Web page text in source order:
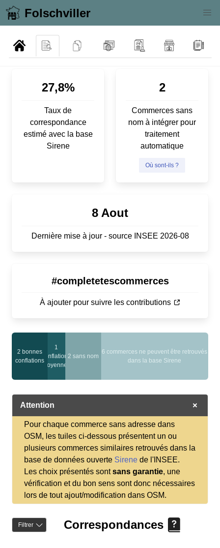
Folschviller
27,8%
Taux de
correspondance
estimé avec la base
Sirene
2
Commerces sans
nom à intégrer pour
traitement
automatique
Où sont-ils ?
8 Aout
Dernière mise à jour - source INSEE 2026-08
#completetescommerces
À ajouter pour suivre les contributions
2 bonnes
conflations
1
conflations
moyennes
2 sans nom
6 commerces ne peuvent être retrouvés
dans la base Sirene
Attention
Pour chaque commerce sans adresse dans
OSM, les tuiles ci-dessous présentent un ou
plusieurs commerces similaires retrouvés dans la
base de données ouverte Sirene de l'INSEE.
Les choix présentés sontsans garantie, une
vérification et du bon sens sont donc nécessaires
lors de tout ajout/modification dans OSM.
Filtrer Correspondances